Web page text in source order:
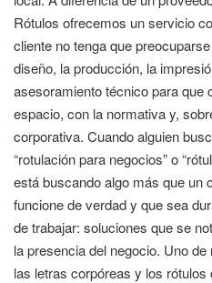
Rótulos ofrecemos un servicio
cliente no tenga que
diseño, la producción, la
asesoramiento técnico para que
espacio, con la normativa y,
corporativa. Cuando alguien
“rotulación para negocios” o
está buscando algo más que un
funcione de verdad y que sea
de trabajar: soluciones que se
la presencia del negocio. Uno
las letras corpóreas y los